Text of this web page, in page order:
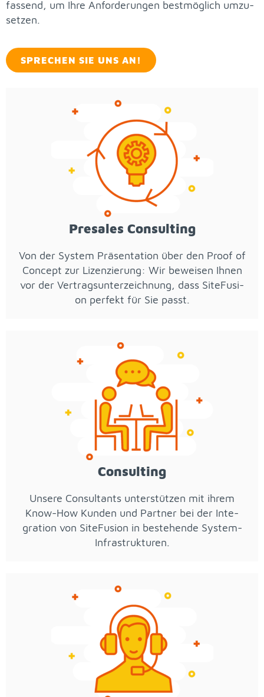
Pre­sa­les Con­sul­ting
Von der Sys­tem Prä­sen­ta­ti­on über den Pro­of of
Con­cept zur Li­zen­zie­rung: Wir be­wei­sen Ih­nen
vor der Ver­trags­un­ter­zeich­nung, dass Site­Fu­si­
on per­fekt für Sie passt.
Con­sul­ting
Un­se­re Con­sul­tants un­ter­stüt­zen mit ih­rem
Know-How Kun­den und Part­ner bei der In­te­
gra­ti­on von Site­Fu­si­on in be­stehen­de Sys­tem-
In­fra­struk­tu­ren.
fas­send, um Ihre An­for­de­run­gen best­mög­lich um­zu­
set­zen.
SPRE­CHEN SIE UNS AN!